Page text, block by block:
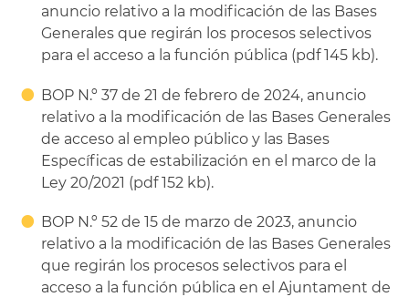
anuncio relativo a la modificación de las Bases
Generales que regirán los procesos selectivos
para el acceso a la función pública (pdf 145 kb).
BOP N.º 37 de 21 de febrero de 2024, anuncio
relativo a la modificación de las Bases Generales
de acceso al empleo público y las Bases
Específicas de estabilización en el marco de la
Ley 20/2021 (pdf 152 kb).
BOP N.º 52 de 15 de marzo de 2023, anuncio
relativo a la modificación de las Bases Generales
que regirán los procesos selectivos para el
acceso a la función pública en el Ajuntament de